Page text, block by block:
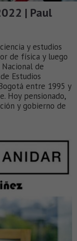
| Paul
y estudios
de física y luego
de
Estudios
entre 1995 y
Hoy pensionado,
y gobierno de